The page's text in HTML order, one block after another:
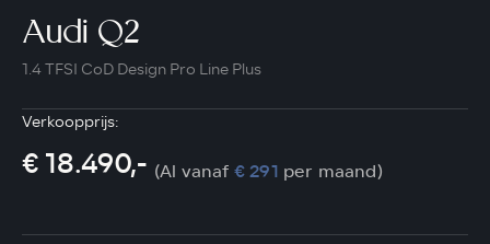
Audi Q2
1.4 TFSI CoD Design Pro Line Plus
Verkoopprijs:
€ 18.490,- (Al vanaf € 291 per maand)